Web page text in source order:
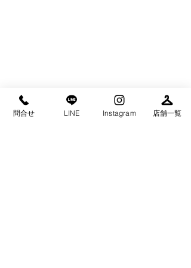
問合せ LINE Instagram 店舗一覧